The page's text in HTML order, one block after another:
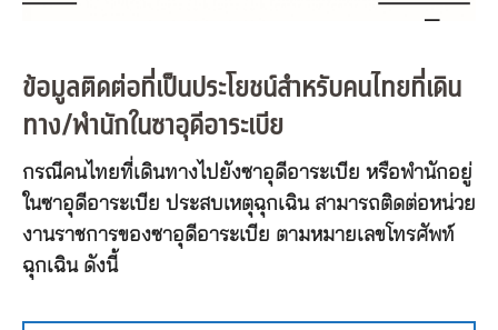
ข้อมูลติดต่อที่เป็นประโยชน์สำหรับคนไทยที่เดิน
ทาง/พำนักในซาอุดีอาระเบีย
กรณีคนไทยที่เดินทางไปยังซาอุดีอาระเบีย หรือพำนักอยู่
ในซาอุดีอาระเบีย ประสบเหตุฉุกเฉิน สามารถติดต่อหน่วย
งานราชการของซาอุดีอาระเบีย ตามหมายเลขโทรศัพท์
ฉุกเฉิน ดังนี้